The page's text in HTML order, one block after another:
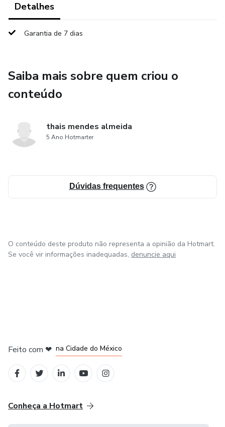
Detalhes
Garantia de 7 dias
Saiba mais sobre quem criou o
conteúdo
thais mendes almeida
5 Ano Hotmarter
Dúvidas frequentes
O conteúdo deste produto não representa a opinião da Hotmart.
Se você vir informações inadequadas, denuncie aqui
Feito com ❤ na Cidade do México
Conheça a Hotmart